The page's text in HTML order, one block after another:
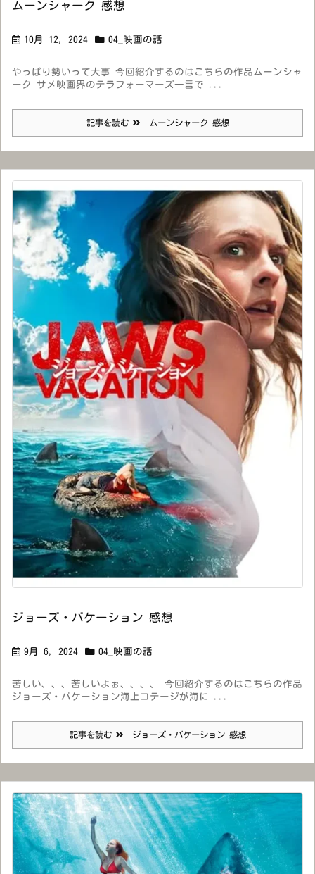
ムーンシャーク 感想
10月 12, 2024 04_映画の話
やっぱり勢いって大事 今回紹介するのはこちらの作品ムーンシャ
ーク サメ映画界のテラフォーマーズ一言で ...
記事を読む ムーンシャーク 感想
ジョーズ・バケーション 感想
9月 6, 2024 04_映画の話
苦しい、、、苦しいよぉ、、、、 今回紹介するのはこちらの作品
ジョーズ・バケーション海上コテージが海に ...
記事を読む ジョーズ・バケーション 感想